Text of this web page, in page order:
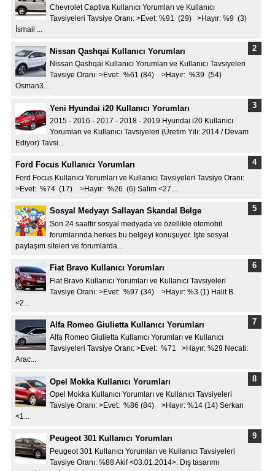
Chevrolet Captiva Kullanıcı Yorumları ve Kullanıcı
Tavsiyeleri Tavsiye Oranı: >Evet: %91 (29) >Hayır: %9 (3)
İsmail ...
Nissan Qashqai Kullanıcı Yorumları
Nissan Qashqai Kullanıcı Yorumları ve Kullanıcı Tavsiyeleri
Tavsiye Oranı: >Evet: %61 (84) >Hayır: %39 (54)
Osman3...
Yeni Hyundai i20 Kullanıcı Yorumları
2015 - 2016 - 2017 - 2018 - 2019 Hyundai i20 Kullanıcı
Yorumları ve Kullanıcı Tavsiyeleri (Üretim Yılı: 2014 / Devam
Ediyor) Tavsi...
Ford Focus Kullanıcı Yorumları
Ford Focus Kullanıcı Yorumları ve Kullanıcı Tavsiyeleri Tavsiye Oranı:
>Evet: %74 (17) >Hayır: %26 (6) Salim <27....
Sosyal Medyayı Sallayan Skandal Belge
Son 24 saattir sosyal medyada ve özellikle otomobil
forumlarında herkes bu belgeyi konuşuyor. İşte sosyal
paylaşım siteleri ve forumlarda...
Fiat Bravo Kullanıcı Yorumları
Fiat Bravo Kullanıcı Yorumları ve Kullanıcı Tavsiyeleri
Tavsiye Oranı: >Evet: %97 (34) >Hayır: %3 (1) Halit B.
<2...
Alfa Romeo Giulietta Kullanıcı Yorumları
Alfa Romeo Giulietta Kullanıcı Yorumları ve Kullanıcı
Tavsiyeleri Tavsiye Oranı: >Evet: %71 >Hayır: %29 Necati:
Arac...
Opel Mokka Kullanıcı Yorumları
Opel Mokka Kullanıcı Yorumları ve Kullanıcı Tavsiyeleri
Tavsiye Oranı: >Evet: %86 (84) >Hayır: %14 (14) Serkan
<1...
Peugeot 301 Kullanıcı Yorumları
Peugeot 301 Kullanıcı Yorumları ve Kullanıcı Tavsiyeleri
Tavsiye Oranı: %88 Akif <03.01.2014>: Dış tasarımı